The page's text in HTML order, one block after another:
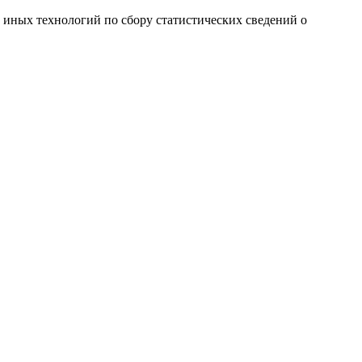
технологий по сбору статистических сведений о